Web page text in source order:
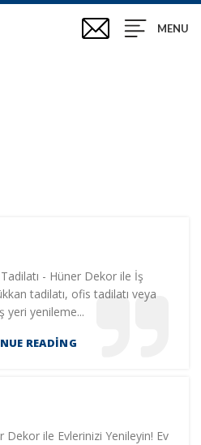
MENU
- Hüner Dekor ile İş
tadilatı, ofis tadilatı veya
yeri yenileme...
READING
Dekor ile Evlerinizi Yenileyin! Ev